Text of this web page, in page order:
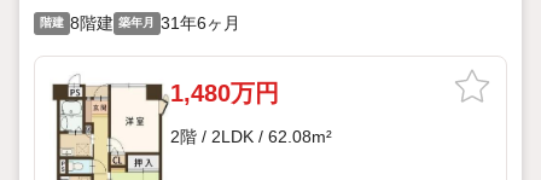
階建 8階建 築年月 31年6ヶ月
1,480万円
2階 / 2LDK / 62.08m²